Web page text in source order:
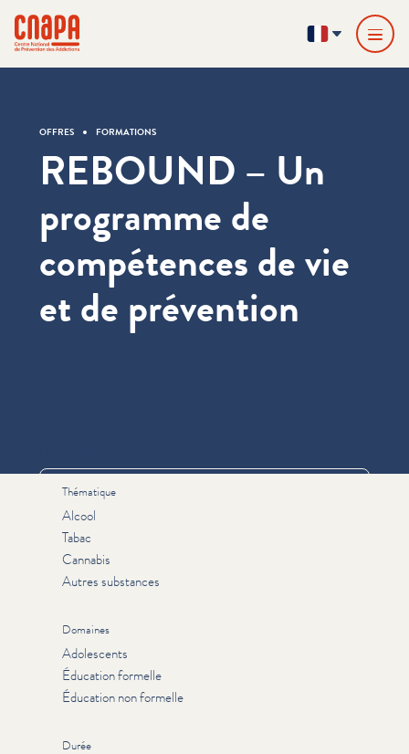
cnapa
FR
OFFRES FORMATIONS
REBOUND – Un
programme de
compétences de vie
et de prévention
Thématique
Alcool
Tabac
Cannabis
Autres substances
Domaines
Adolescents
Éducation formelle
Éducation non formelle
Durée